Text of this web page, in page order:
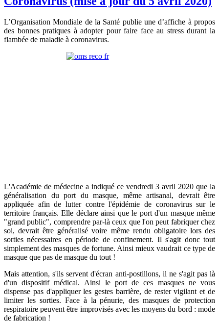
L’Organisation Mondiale de la Santé publie une d’affiche à propos
des bonnes pratiques à adopter pour faire face au stress durant la
flambée de maladie à coronavirus.
L'Académie de médecine a indiqué ce vendredi 3 avril 2020 que la
généralisation du port du masque, même artisanal, devrait être
appliquée afin de lutter contre l'épidémie de coronavirus sur le
territoire français. Elle déclare ainsi que le port d'un masque même
"grand public", comprendre par-là ceux que l'on peut fabriquer chez
soi, devrait être généralisé voire même rendu obligatoire lors des
sorties nécessaires en période de confinement. Il s'agit donc tout
simplement des masques de fortune. Ainsi mieux vaudrait ce type de
masque que pas de masque du tout !
Mais attention, s'ils servent d'écran anti-postillons, il ne s'agit pas là
d'un dispositif médical. Ainsi le port de ces masques ne vous
dispense pas d'appliquer les gestes barrière, de rester vigilant et de
limiter les sorties. Face à la pénurie, des masques de protection
respiratoire peuvent être improvisés avec les moyens du bord : mode
de fabrication !